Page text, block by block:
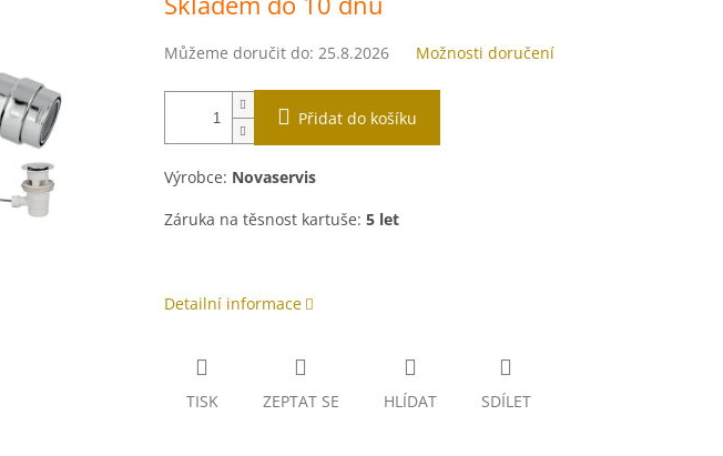
cena:
Můžeme doručit do: 25.8.2026 Možnosti doručení
Přidat do košíku
Výrobce: Novaservis
Záruka na těsnost kartuše: 5 let
Detailní informace
TISK ZEPTAT SE HLÍDAT SDÍLET